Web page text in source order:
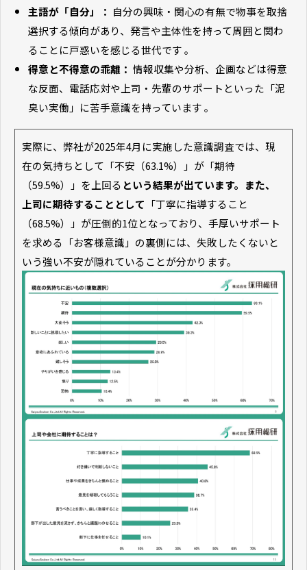
主語が「自分」： 自分の興味・関心の有無で物事を取捨
選択する傾向があり、発言や主体性を持って周囲と関わ
ることに戸惑いを感じる世代です 。
得意と不得意の乖離： 情報収集や分析、企画などは得意
な反面、電話応対や上司・先輩のサポートといった「泥
臭い実働」に苦手意識を持っています 。
実際に、弊社が2025年4月に実施した意識調査では、現
在の気持ちとして「不安（63.1%）」が「期待
（59.5%）」を上回る という結果が出ています。また、
上司に期待することとして 「丁寧に指導すること
（68.5%）」が圧倒的1位となっており、手厚いサポート
を求める「お客様意識」の裏側には、失敗したくないと
いう強い不安が隠れていることが分かります。